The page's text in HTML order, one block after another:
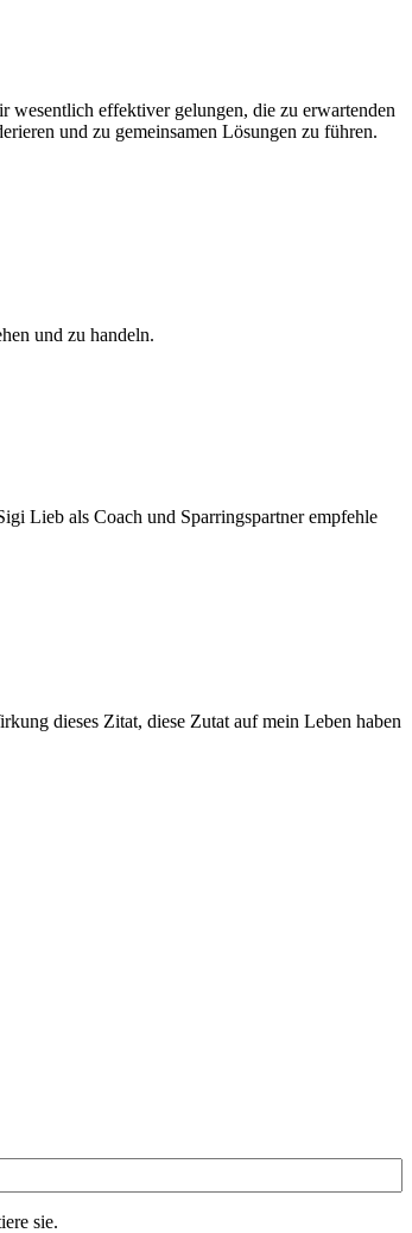
wesentlich effektiver gelungen, die zu erwartenden
und zu gemeinsamen Lösungen zu führen.
und zu handeln.
Lieb als Coach und Sparringspartner empfehle
dieses Zitat, diese Zutat auf mein Leben haben
sie.